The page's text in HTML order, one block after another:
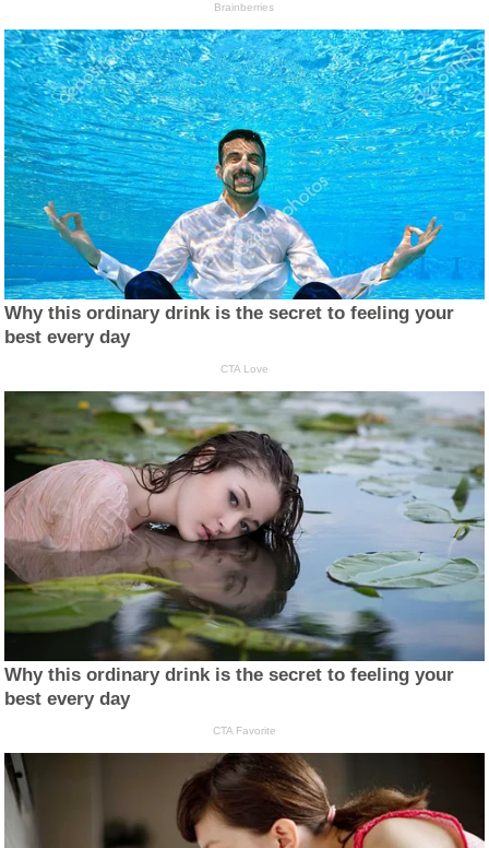
Brainberries
Why this ordinary drink is the secret to feeling your
best every day
CTA Love
Why this ordinary drink is the secret to feeling your
best every day
CTA Favorite